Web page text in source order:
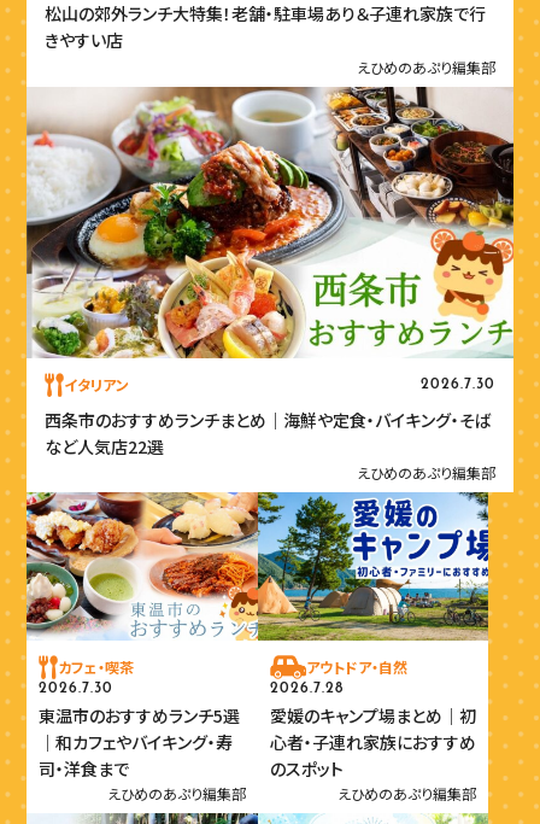
松山の郊外ランチ大特集！老舗・駐車場あり＆子連れ家族で行
きやすい店
えひめのあぷり編集部
イタリアン 2026.7.30
西条市のおすすめランチまとめ｜海鮮や定食・バイキング・そば
など人気店22選
えひめのあぷり編集部
カフェ・喫茶
2026.7.30
東温市のおすすめランチ5選
｜和カフェやバイキング・寿
司・洋食まで
えひめのあぷり編集部
アウトドア・自然
2026.7.28
愛媛のキャンプ場まとめ｜初
心者・子連れ家族におすすめ
のスポット
えひめのあぷり編集部